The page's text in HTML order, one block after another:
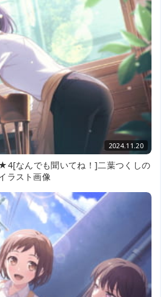
2024.11.20
なんでも聞いてね！]二葉つくしの
ラスト画像